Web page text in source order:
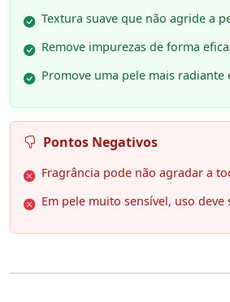
Textura suave que não agride a
Remove impurezas de forma
Promove uma pele mais radiante
Pontos Negativos
Fragrância pode não agradar a
Em pele muito sensível, uso deve